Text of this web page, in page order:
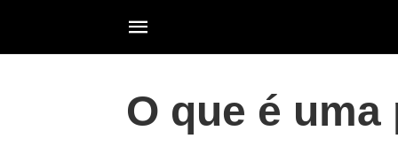
O que é